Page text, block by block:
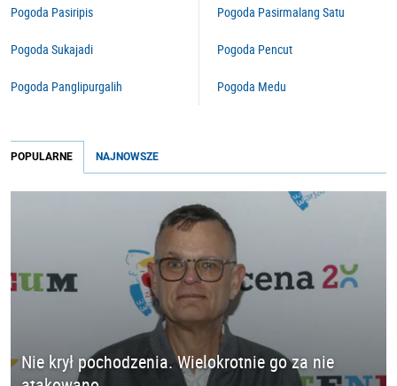
Pogoda Pasiripis
Pogoda Sukajadi
Pogoda Panglipurgalih
Pogoda Pasirmalang Satu
Pogoda Pencut
Pogoda Medu
POPULARNE NAJNOWSZE
Nie krył pochodzenia. Wielokrotnie go za nie